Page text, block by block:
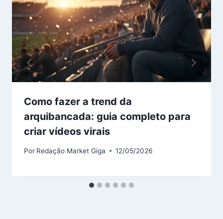
Como fazer a trend da
arquibancada: guia completo para
criar vídeos virais
Por Redação Market Giga 12/05/2026